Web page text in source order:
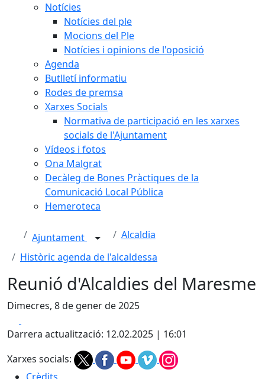
Notícies
Notícies del ple
Mocions del Ple
Notícies i opinions de l'oposició
Agenda
Butlletí informatiu
Rodes de premsa
Xarxes Socials
Normativa de participació en les xarxes
socials de l'Ajuntament
Vídeos i fotos
Ona Malgrat
Decàleg de Bones Pràctiques de la
Comunicació Local Pública
Hemeroteca
Ajuntament
Alcaldia
Històric agenda de l'alcaldessa
Reunió d'Alcaldies del Maresme
Dimecres, 8 de gener de 2025
Darrera actualització: 12.02.2025 | 16:01
Xarxes socials: